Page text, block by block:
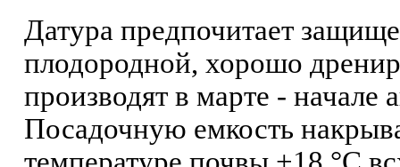
Датура предпочитает
плодородной, хорошо
производят в марте - начале
Посадочную емкость